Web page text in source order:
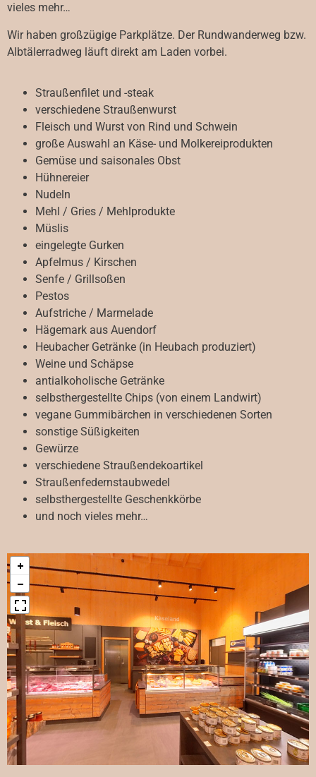
vieles mehr…
Wir haben großzügige Parkplätze. Der Rundwanderweg bzw.
Albtälerradweg läuft direkt am Laden vorbei.
Straußenfilet und -steak
verschiedene Straußenwurst
Fleisch und Wurst von Rind und Schwein
große Auswahl an Käse- und Molkereiprodukten
Gemüse und saisonales Obst
Hühnereier
Nudeln
Mehl / Gries / Mehlprodukte
Müslis
eingelegte Gurken
Apfelmus / Kirschen
Senfe / Grillsoßen
Pestos
Aufstriche / Marmelade
Hägemark aus Auendorf
Heubacher Getränke (in Heubach produziert)
Weine und Schäpse
antialkoholische Getränke
selbsthergestellte Chips (von einem Landwirt)
vegane Gummibärchen in verschiedenen Sorten
sonstige Süßigkeiten
Gewürze
verschiedene Straußendekoartikel
Straußenfedern­staubwedel
selbsthergestellte Geschenkkörbe
und noch vieles mehr…